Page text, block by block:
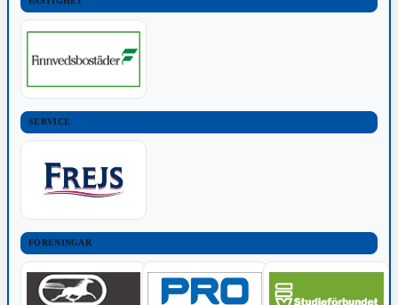
SERVICE
FÖRENINGAR